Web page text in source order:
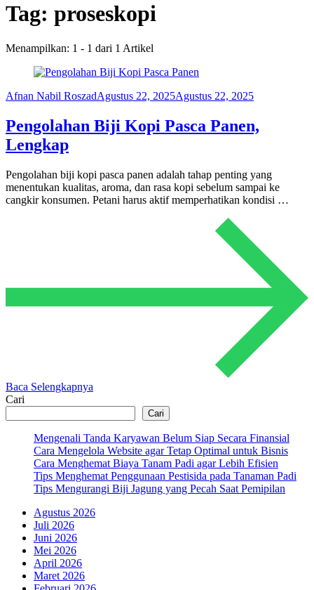
Tag: proseskopi
Menampilkan: 1 - 1 dari 1 Artikel
Afnan Nabil RoszadAgustus 22, 2025Agustus 22, 2025
Pengolahan Biji Kopi Pasca Panen,
Lengkap
Pengolahan biji kopi pasca panen adalah tahap penting yang
menentukan kualitas, aroma, dan rasa kopi sebelum sampai ke
cangkir konsumen. Petani harus aktif memperhatikan kondisi …
Baca Selengkapnya
Cari
Cari
Mengenali Tanda Karyawan Belum Siap Secara Finansial
Cara Mengelola Website agar Tetap Optimal untuk Bisnis
Cara Menghemat Biaya Tanam Padi agar Lebih Efisien
Tips Menghemat Penggunaan Pestisida pada Tanaman Padi
Tips Mengurangi Biji Jagung yang Pecah Saat Pemipilan
Agustus 2026
Juli 2026
Juni 2026
Mei 2026
April 2026
Maret 2026